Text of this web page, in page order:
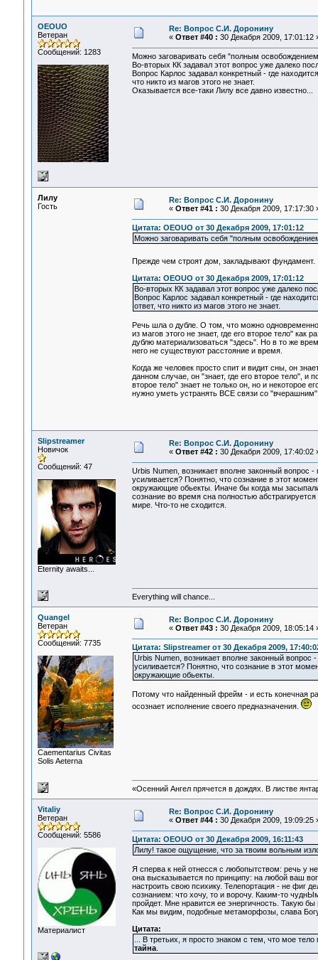
OEOUO
Ветеран
Сообщений: 1283
Re: Вопрос С.И. Доронину
« Ответ #40 : 30 Декабря 2009, 17:01:12
Можно заговаривать себя "полным
Во-вторых КК задавал этот вопрос уже далеко
Вопрос Карлос задавал конкретный - где
что никто из магов этого не знает.
Оказывается все-таки Лилу все давно известно...
Лилу
Гость
Re: Вопрос С.И. Доронину
« Ответ #41 : 30 Декабря 2009, 17:17:30
Цитата: OEOUO от 30 Декабря 2009, 17:01:12
Можно заговаривать себя "полным
Прежде чем строят дом, закладывают
Цитата: OEOUO от 30 Декабря 2009, 17:01:12
Во-вторых КК задавал этот вопрос уже далеко
Вопрос Карлос задавал конкретный - где
ответ, что никто из магов этого не знает.
Речь шла о дубле. О том, что можно одновременно
из магов этого не знает, где его второе тело" как
дублю материализоваться "здесь". Но в то же
него не существуют расстояние и время.
Когда же человек просто спит и видит сны, он
данном случае, он "знает, где его второе тело",
второе тело" знает не только он, но и некоторое
нужно уметь устранять ВСЕ связи со
Slipstreamer
Новичок
Сообщений: 47
Eternity awaits...
Re: Вопрос С.И. Доронину
« Ответ #42 : 30 Декабря 2009, 17:40:02
Urbis Numen, возникает вполне законный вопрос
усиливается? Понятно, что сознание в этот
окружающие обьекты. Иначе бы когда мы
сознание во время сна полностью
мире. Что-то не сходится.
Everything will chance...
Quangel
Ветеран
Сообщений: 7735
Сaementarius Civitas
Solis Aeterna
Re: Вопрос С.И. Доронину
« Ответ #43 : 30 Декабря 2009, 18:05:14
Цитата: Slipstreamer от 30 Декабря 2009,
Urbis Numen, возникает вполне законный
усиливается? Понятно, что сознание в этот
окружающие обьекты.
Потому что найденный фрейм - и есть конечная
осознает исполнение своего предназначения.
«Осенний Ангел прячется в дождях. В листве
Vitaliy
Ветеран
Сообщений: 5586
Материалист
Re: Вопрос С.И. Доронину
« Ответ #44 : 30 Декабря 2009, 19:09:25
Цитата: OEOUO от 30 Декабря 2009, 16:11:43
Лилу! такое ощущение, что за твоим вольным
Я сперва к ней отнесся с любопытством: речь у
она высказывается по принципу: на любой ваш
настроить свою психику. Телепортация - не фиг
сознанием: что хочу, то и ворочу. Каким-то
пройдет. Мне нравится ее энергичность. Такую
Как мы видим, подобные метаморфозы, слава
Цитата:
... В третьих, я просто знаком с тем, что мое
тайна.